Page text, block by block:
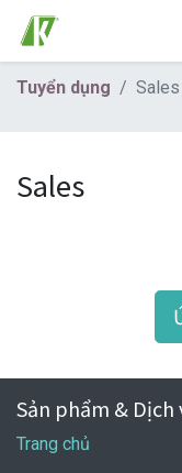
Tuyển dụng Sales
Sales
Sản phẩm & Dịch
Trang chủ